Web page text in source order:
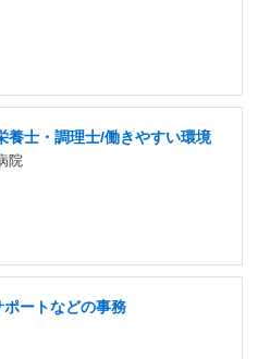
養士・調理士/働きやすい環境
院
ートなどの事務